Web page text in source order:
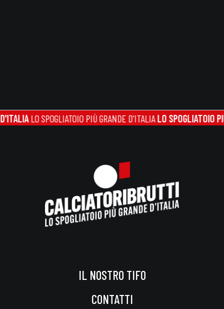
LO SPOGLIATOIO PIÙ GRANDE D'ITALIALO SPOGLIATOIO PIÙ
IL NOSTRO TIFO
CONTATTI